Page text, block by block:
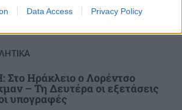
Data Access Privacy Policy
παραδώσουμε την πολιτική
11:00
Οι καλοκαιρινές στιγμές με τα
Στο Ηράκλειο ο Λορέντσο
– Τη Δευτέρα οι εξετάσεις
υπογραφές